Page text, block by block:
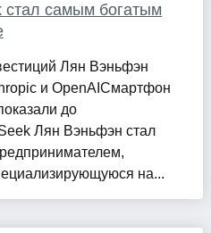
стал самым богатым
Лян Вэньфэн
и OpenAIСмартфон
до
Лян Вэньфэн стал
на...